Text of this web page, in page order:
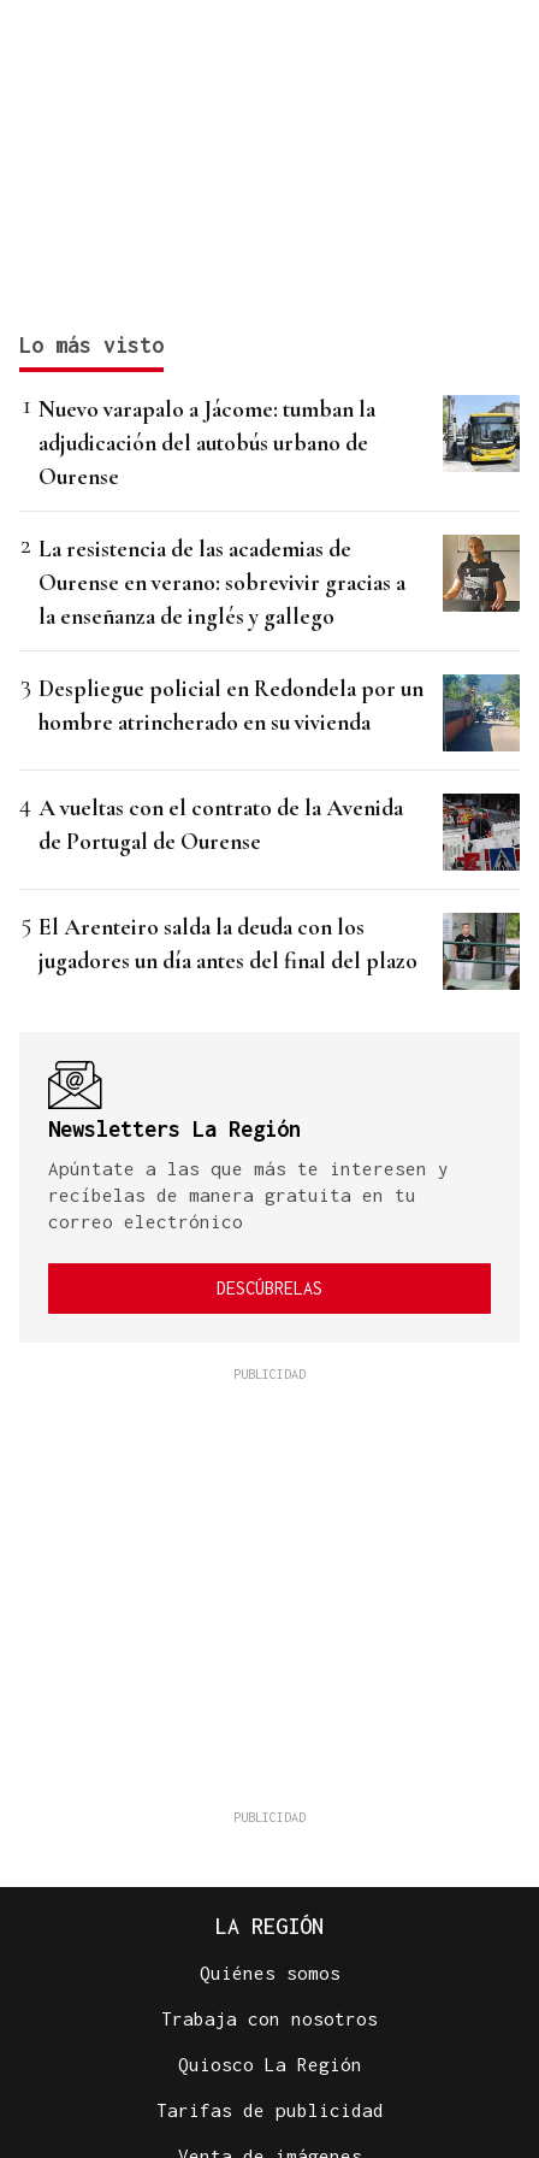
Lo más visto
Nuevo varapalo a Jácome: tumban la
adjudicación del autobús urbano de
Ourense
La resistencia de las academias de
Ourense en verano: sobrevivir gracias a
la enseñanza de inglés y gallego
Despliegue policial en Redondela por un
hombre atrincherado en su vivienda
A vueltas con el contrato de la Avenida
de Portugal de Ourense
El Arenteiro salda la deuda con los
jugadores un día antes del final del plazo
Newsletters La Región
Apúntate a las que más te interesen y
recíbelas de manera gratuita en tu
correo electrónico
DESCÚBRELAS
LA REGIÓN
Quiénes somos
Trabaja con nosotros
Quiosco La Región
Tarifas de publicidad